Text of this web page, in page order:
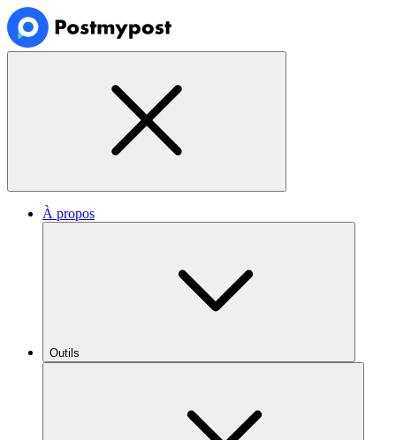
À propos
Outils